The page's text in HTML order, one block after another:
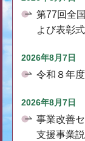
第77回全
よび表彰
2026年8月7日
令和８年
2026年8月7日
事業改善
支援事業